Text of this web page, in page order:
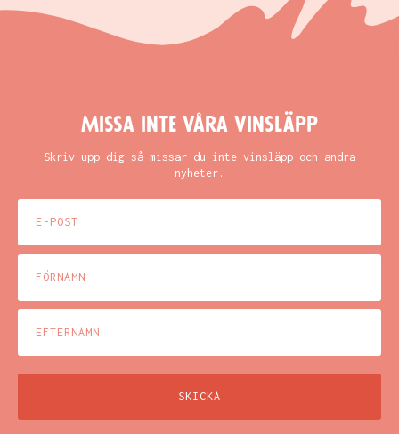
Missa inte våra vinsläpp
Skriv upp dig så missar du inte vinsläpp och andra
nyheter.